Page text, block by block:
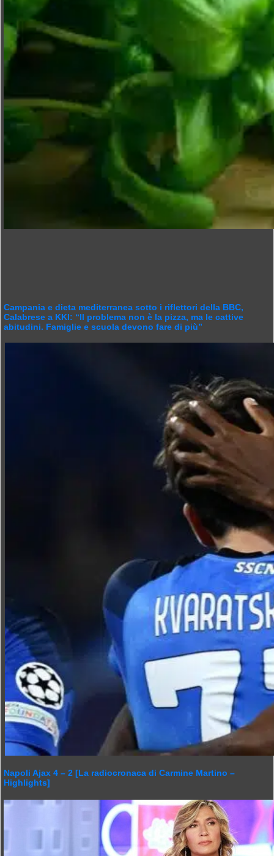
Campania e dieta mediterranea sotto i riflettori della BBC,
Calabrese a KKI: “Il problema non è la pizza, ma le cattive
abitudini. Famiglie e scuola devono fare di più”
Napoli Ajax 4 – 2 [La radiocronaca di Carmine Martino –
Highlights]